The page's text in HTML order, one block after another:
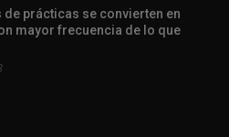
de prácticas se convierten en
mayor frecuencia de lo que